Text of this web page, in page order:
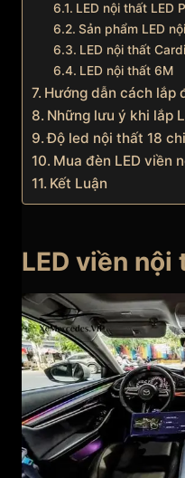
LED nội thất LED
Sản phẩm LED
LED nội thất Cardi
LED nội thất 6M
Hướng dẫn cách lắp
Những lưu ý khi lắp
Độ led nội thất 18
Mua đèn LED viền
Kết Luận
LED viền nội